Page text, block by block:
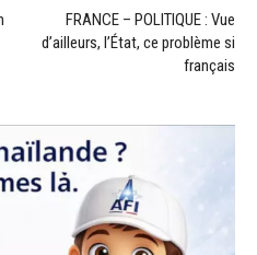
FRANCE – POLITIQUE : Vue
d’ailleurs, l’État, ce problème si
français